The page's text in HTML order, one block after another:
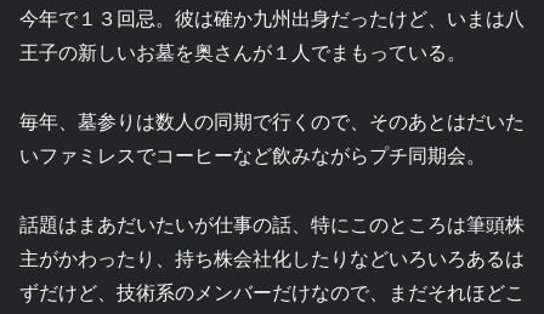
今年で１３回忌。彼は確か九州出身だったけど、いまは八
王子の新しいお墓を奥さんが１人でまもっている。
毎年、墓参りは数人の同期で行くので、そのあとはだいた
いファミレスでコーヒーなど飲みながらプチ同期会。
話題はまあだいたいが仕事の話、特にこのところは筆頭株
主がかわったり、持ち株会社化したりなどいろいろあるは
ずだけど、技術系のメンバーだけなので、まだそれほどこ